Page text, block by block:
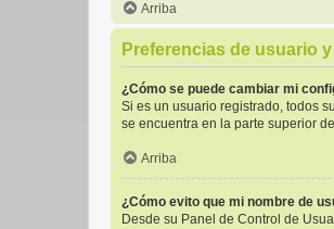
Arriba
Preferencias de usuario
¿Cómo se puede cambiar mi
Si es un usuario registrado, todos
se encuentra en la parte superior
Arriba
¿Cómo evito que mi nombre de
Desde su Panel de Control de